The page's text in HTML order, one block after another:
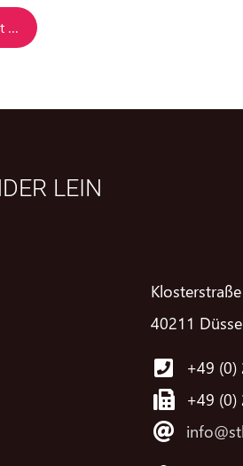
…
LEIN
40211
+49 (0)
+49 (0)